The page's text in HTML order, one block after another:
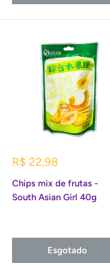
Preço
R$ 22,98
Chips mix de frutas -
South Asian Girl 40g
Esgotado